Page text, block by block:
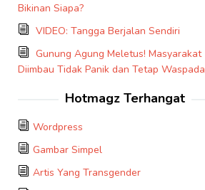
Bikinan Siapa?
VIDEO: Tangga Berjalan Sendiri
Gunung Agung Meletus! Masyarakat
Diimbau Tidak Panik dan Tetap Waspada
Hotmagz Terhangat
Wordpress
Gambar Simpel
Artis Yang Transgender